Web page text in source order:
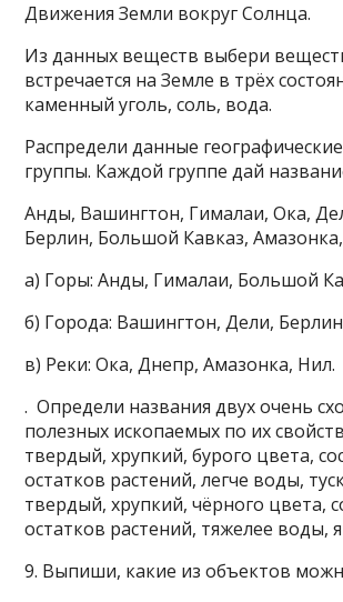
Движения Земли вокруг Солнца.
Из данных веществ выбери
встречается на Земле в трёх
каменный уголь, соль, вода.
Распредели данные
группы. Каждой группе дай
Анды, Вашингтон, Гималаи, Ока,
Берлин, Большой Кавказ,
а) Горы: Анды, Гималаи, Большой
б) Города: Вашингтон, Дели,
в) Реки: Ока, Днепр, Амазонка, Нил.
. Определи названия двух очень
полезных ископаемых по их
твердый, хрупкий, бурого цвета,
остатков растений, легче воды,
твердый, хрупкий, чёрного цвета,
остатков растений, тяжелее воды,
9. Выпиши, какие из объектов